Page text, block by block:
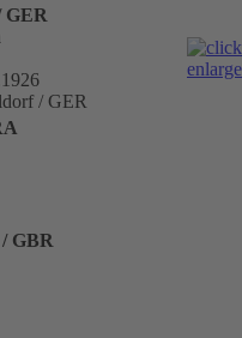
GER
/ GER
GBR